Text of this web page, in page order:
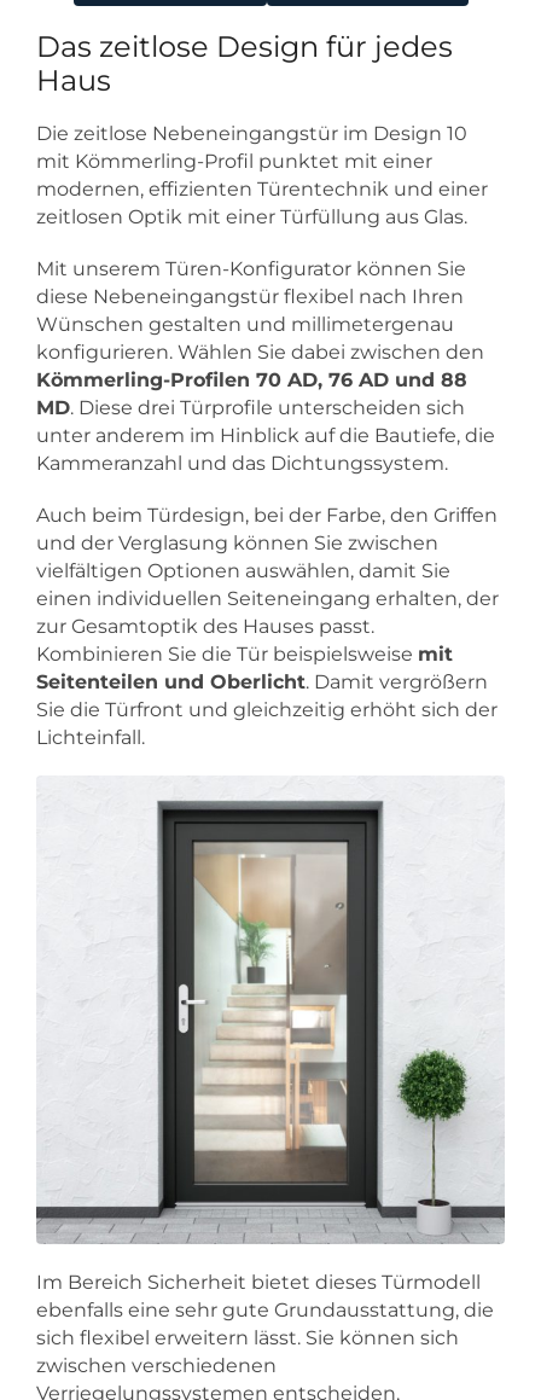
Das zeitlose Design für jedes
Haus
Die zeitlose Nebeneingangstür im Design 10
mit Kömmerling-Profil punktet mit einer
modernen, effizienten Türentechnik und einer
zeitlosen Optik mit einer Türfüllung aus Glas.
Mit unserem Türen-Konfigurator können Sie
diese Nebeneingangstür flexibel nach Ihren
Wünschen gestalten und millimetergenau
konfigurieren. Wählen Sie dabei zwischen den
Kömmerling-Profilen 70 AD, 76 AD und 88
MD. Diese drei Türprofile unterscheiden sich
unter anderem im Hinblick auf die Bautiefe, die
Kammeranzahl und das Dichtungssystem.
Auch beim Türdesign, bei der Farbe, den Griffen
und der Verglasung können Sie zwischen
vielfältigen Optionen auswählen, damit Sie
einen individuellen Seiteneingang erhalten, der
zur Gesamtoptik des Hauses passt.
Kombinieren Sie die Tür beispielsweise mit
Seitenteilen und Oberlicht. Damit vergrößern
Sie die Türfront und gleichzeitig erhöht sich der
Lichteinfall.
Im Bereich Sicherheit bietet dieses Türmodell
ebenfalls eine sehr gute Grundausstattung, die
sich flexibel erweitern lässt. Sie können sich
zwischen verschiedenen
Verriegelungssystemen entscheiden,